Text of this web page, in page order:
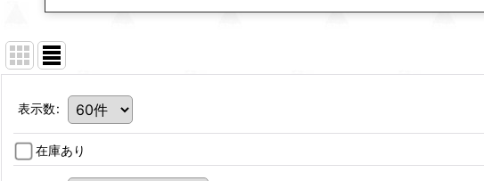
表示数:
在庫あり